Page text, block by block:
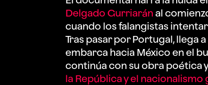
Delgado Gurriaránal
cuando los falangistas
Tras pasar por Portugal, llega
embarca hacia México en el
continúa con su obra poética
la República y el